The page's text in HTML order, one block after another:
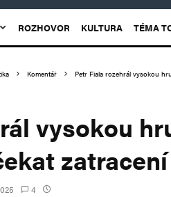
ROZHOVOR KULTURA TÉMA
Komentář Petr Fiala rozehrál vysokou
vysokou
4